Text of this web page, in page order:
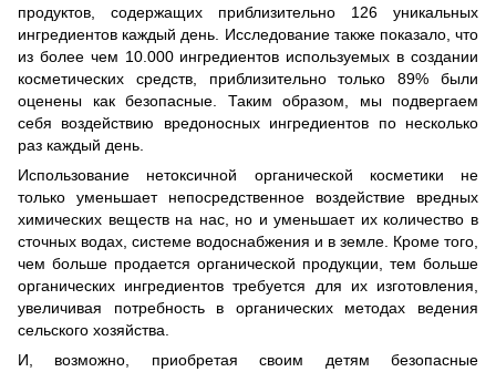
продуктов, содержащих приблизительно 126 уникальных
ингредиентов каждый день. Исследование также показало, что
из более чем 10.000 ингредиентов используемых в создании
косметических средств, приблизительно только 89% были
оценены как безопасные. Таким образом, мы подвергаем
себя воздействию вредоносных ингредиентов по несколько
раз каждый день.
Использование нетоксичной органической косметики не
только уменьшает непосредственное воздействие вредных
химических веществ на нас, но и уменьшает их количество в
сточных водах, системе водоснабжения и в земле. Кроме того,
чем больше продается органической продукции, тем больше
органических ингредиентов требуется для их изготовления,
увеличивая потребность в органических методах ведения
сельского хозяйства.
И, возможно, приобретая своим детям безопасные